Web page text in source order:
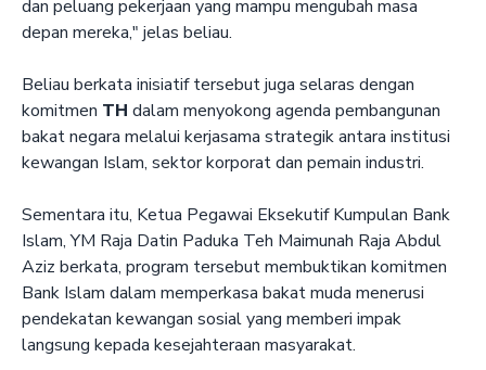
dan peluang pekerjaan yang mampu mengubah masa
depan mereka," jelas beliau.
Beliau berkata inisiatif tersebut juga selaras dengan
komitmen TH dalam menyokong agenda pembangunan
bakat negara melalui kerjasama strategik antara institusi
kewangan Islam, sektor korporat dan pemain industri.
Sementara itu, Ketua Pegawai Eksekutif Kumpulan Bank
Islam, YM Raja Datin Paduka Teh Maimunah Raja Abdul
Aziz berkata, program tersebut membuktikan komitmen
Bank Islam dalam memperkasa bakat muda menerusi
pendekatan kewangan sosial yang memberi impak
langsung kepada kesejahteraan masyarakat.